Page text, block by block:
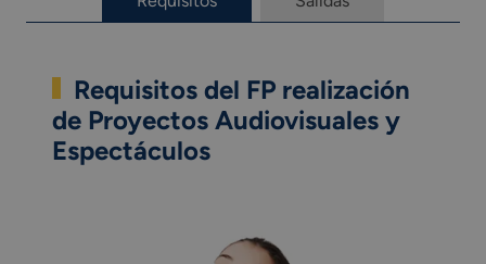
Requisitos del FP realización
de Proyectos Audiovisuales y
Espectáculos